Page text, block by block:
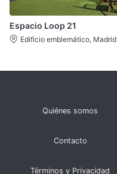
Espacio Loop 21
Edificio emblemático, Madrid
Quiénes somos
Contacto
Términos y Privacidad